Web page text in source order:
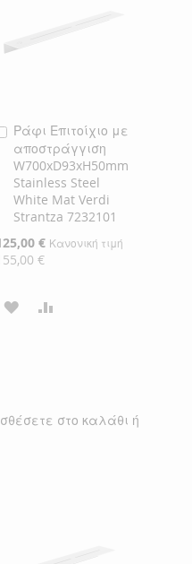
ΕΠΙΘΥΜΙΏΝ
Ράφι Επιτοίχιο με
αποστράγγιση
W700xD93xH50mm
Stainless Steel
White Mat Verdi
Strantza 7232101
€ Κανονική τιμή
€
Προσθήκη
στο
Καλάθι
ΠΡΟΣΘΉΚΗ
στο καλάθι ή